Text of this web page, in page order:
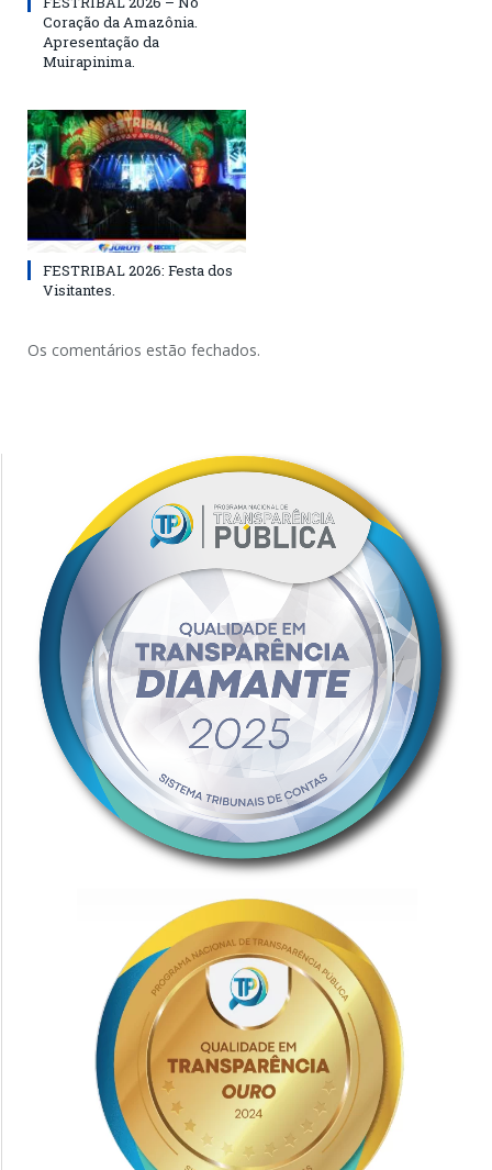
Coração da Amazônia.
Apresentação da
Muirapinima.
FESTRIBAL 2026: Festa dos
Visitantes.
Os comentários estão fechados.